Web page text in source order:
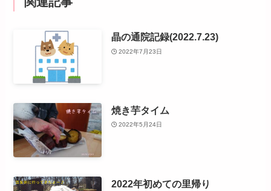
晶の通院記録(2022.7.23)
2022年7月23日
焼き芋タイム
2022年5月24日
2022年初めての里帰り